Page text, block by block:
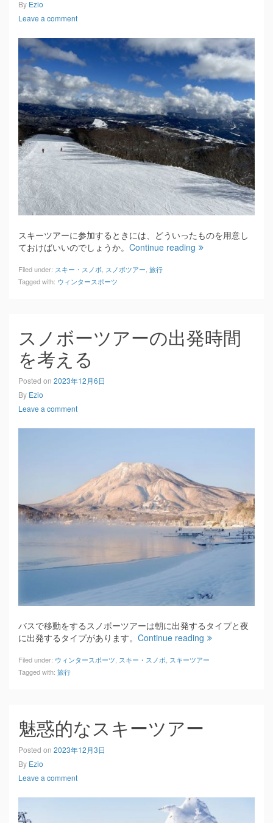
By Ezio
Leave a comment
スキーツアーに参加するときには、どういったものを用意し
ておけばいいのでしょうか。 Continue reading
Filed under: スキー・スノボ スノボツアー 旅行
Tagged with: ウィンタースポーツ
スノボーツアーの出発時間
を考える
Posted on 2023年12月6日
By Ezio
Leave a comment
バスで移動をするスノボーツアーは朝に出発するタイプと夜
に出発するタイプがあります。 Continue reading
Filed under: ウィンタースポーツ スキー・スノボ スキーツアー
Tagged with: 旅行
魅惑的なスキーツアー
Posted on 2023年12月3日
By Ezio
Leave a comment